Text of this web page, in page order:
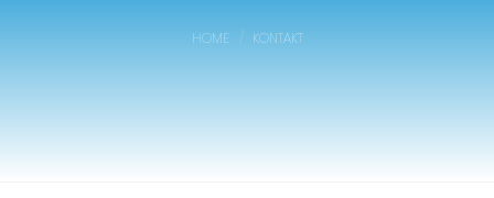
HOME KONTAKT